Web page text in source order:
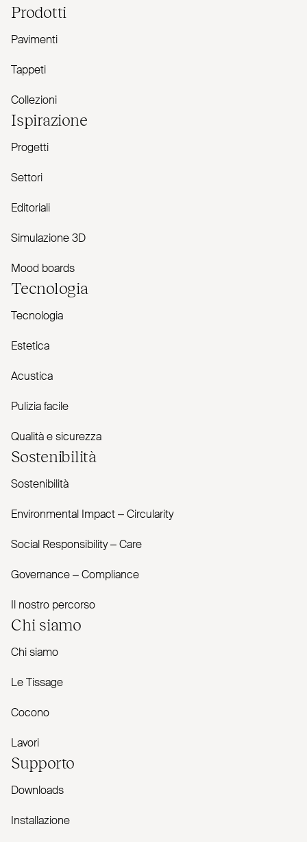
Prodotti
Pavimenti
Tappeti
Collezioni
Ispirazione
Progetti
Settori
Editoriali
Simulazione 3D
Mood boards
Tecnologia
Tecnologia
Estetica
Acustica
Pulizia facile
Qualità e sicurezza
Sostenibilità
Sostenibilità
Envi­ronmental Impact – Cir­cularity
Social Responsibility – Care
Governance – Com­pliance
Il nostro percorso
Chi siamo
Chi siamo
Le Tissage
Cocono
Lavori
Supporto
Downloads
Installazione